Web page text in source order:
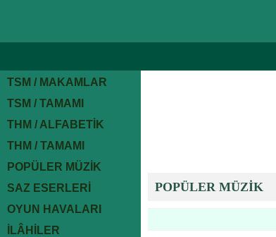
TSM / MAKAMLAR
TSM / TAMAMI
THM / ALFABETİK
THM / TAMAMI
POPÜLER MÜZİK
SAZ ESERLERİ
OYUN HAVALARI
İLÂHİLER
POPÜLER MÜZİK